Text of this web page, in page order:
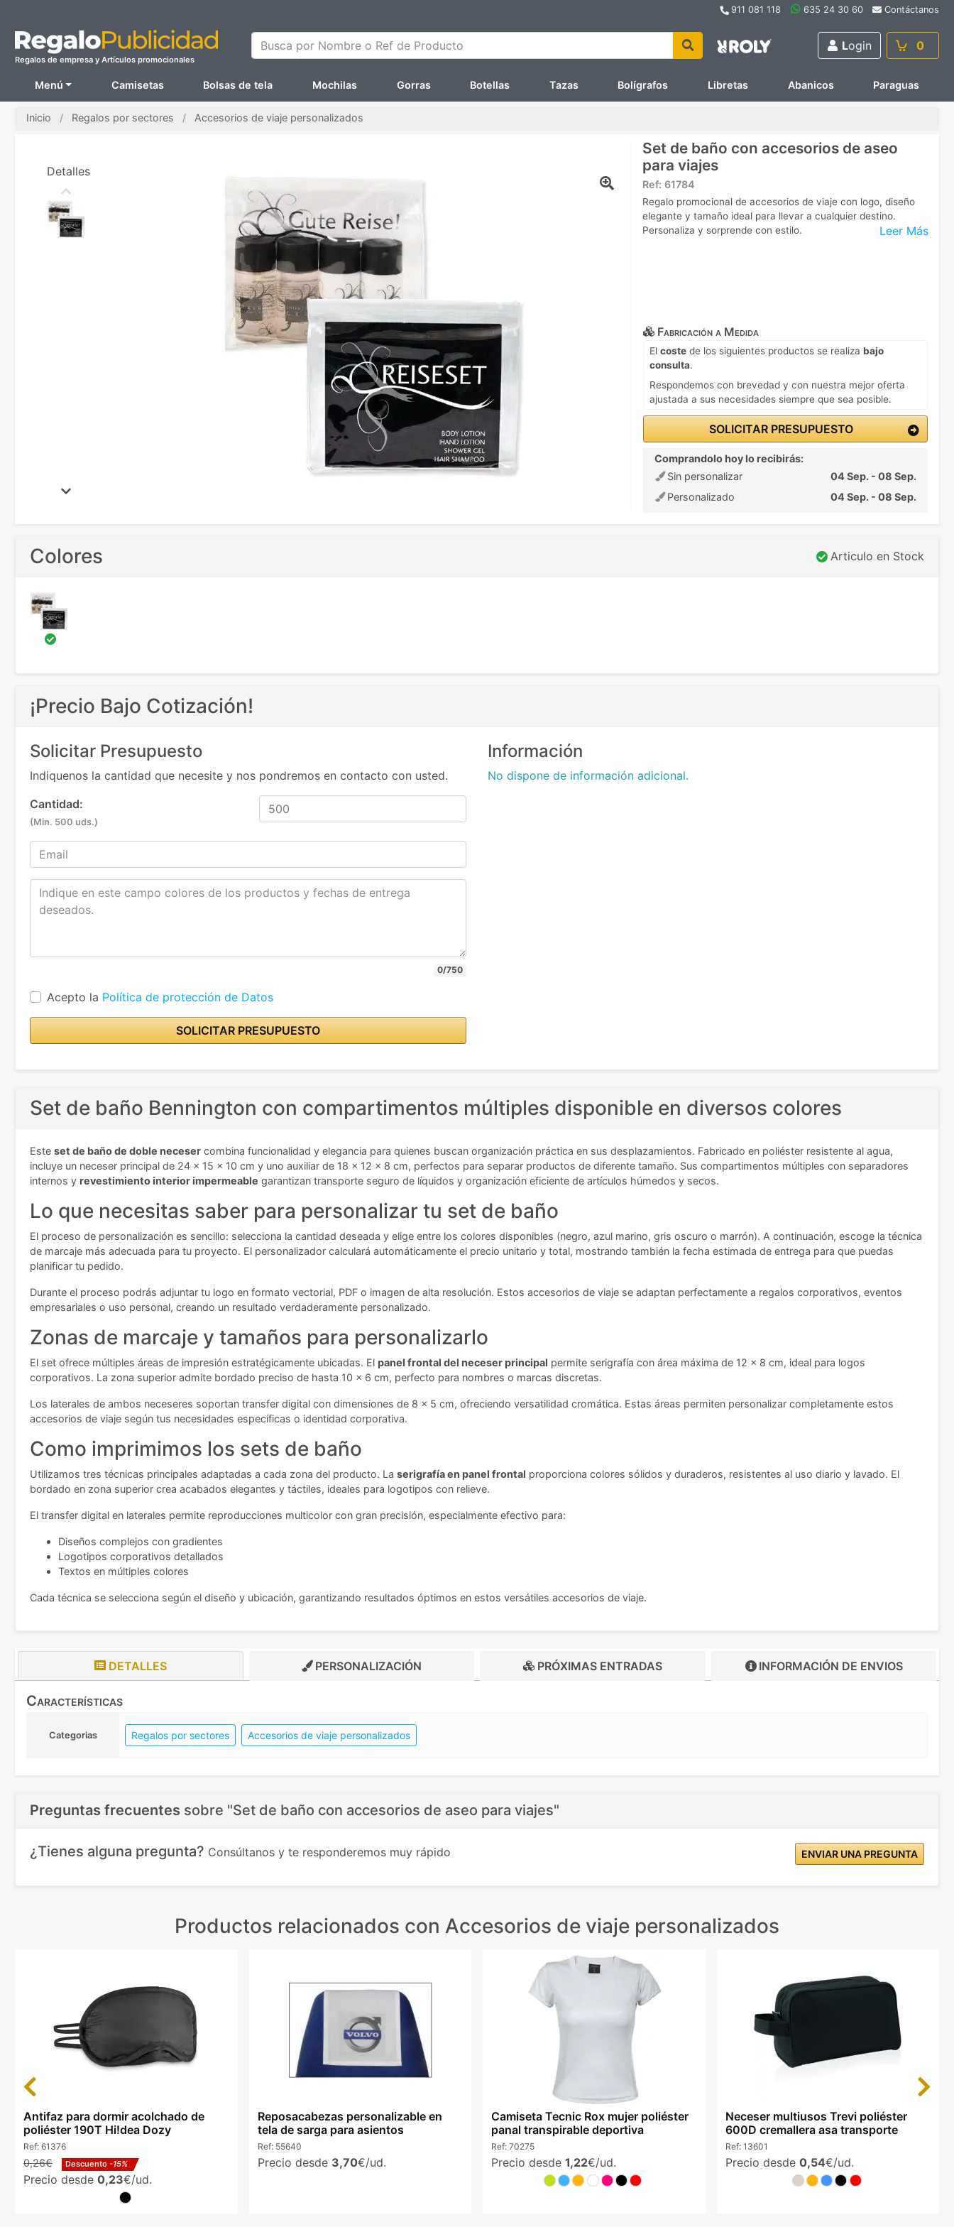
911 081 118 635 24 30 60 Contáctanos
Regalos de empresa y Artículos promocionales
Busca por Nombre o Ref de Producto Login 0
Menú Camisetas Bolsas de tela Mochilas Gorras Botellas Tazas Bolígrafos Libretas Abanicos Paraguas
Inicio Regalos por sectores Accesorios de viaje personalizados
Set de baño con accesorios de aseo
para viajes
Ref: 61784
Leer Más
Regalo promocional de accesorios de viaje con logo, diseño
elegante y tamaño ideal para llevar a cualquier destino.
Personaliza y sorprende con estilo.
Fabricación a Medida
El coste de los siguientes productos se realiza bajo
consulta.
Respondemos con brevedad y con nuestra mejor oferta
ajustada a sus necesidades siempre que sea posible.
SOLICITAR PRESUPUESTO
Comprandolo hoy lo recibirás:
Sin personalizar
04 Sep. - 08 Sep.
Personalizado
04 Sep. - 08 Sep.
Detalles
Colores Articulo en Stock
¡Precio Bajo Cotización!
Solicitar Presupuesto
Indiquenos la cantidad que necesite y nos pondremos en contacto con usted.
Cantidad:
(Min. 500 uds.)
0/750
Acepto la Política de protección de Datos
SOLICITAR PRESUPUESTO
Información
No dispone de información adicional.
Set de baño Bennington con compartimentos múltiples disponible en diversos colores
Este set de baño de doble neceser combina funcionalidad y elegancia para quienes buscan organización práctica en sus desplazamientos. Fabricado en poliéster resistente al agua,
incluye un neceser principal de 24 x 15 x 10 cm y uno auxiliar de 18 x 12 x 8 cm, perfectos para separar productos de diferente tamaño. Sus compartimentos múltiples con separadores
internos y revestimiento interior impermeable garantizan transporte seguro de líquidos y organización eficiente de artículos húmedos y secos.
Lo que necesitas saber para personalizar tu set de baño
El proceso de personalización es sencillo: selecciona la cantidad deseada y elige entre los colores disponibles (negro, azul marino, gris oscuro o marrón). A continuación, escoge la técnica
de marcaje más adecuada para tu proyecto. El personalizador calculará automáticamente el precio unitario y total, mostrando también la fecha estimada de entrega para que puedas
planificar tu pedido.
Durante el proceso podrás adjuntar tu logo en formato vectorial, PDF o imagen de alta resolución. Estos accesorios de viaje se adaptan perfectamente a regalos corporativos, eventos
empresariales o uso personal, creando un resultado verdaderamente personalizado.
Zonas de marcaje y tamaños para personalizarlo
El set ofrece múltiples áreas de impresión estratégicamente ubicadas. El panel frontal del neceser principal permite serigrafía con área máxima de 12 x 8 cm, ideal para logos
corporativos. La zona superior admite bordado preciso de hasta 10 x 6 cm, perfecto para nombres o marcas discretas.
Los laterales de ambos neceseres soportan transfer digital con dimensiones de 8 x 5 cm, ofreciendo versatilidad cromática. Estas áreas permiten personalizar completamente estos
accesorios de viaje según tus necesidades específicas o identidad corporativa.
Como imprimimos los sets de baño
Utilizamos tres técnicas principales adaptadas a cada zona del producto. La serigrafía en panel frontal proporciona colores sólidos y duraderos, resistentes al uso diario y lavado. El
bordado en zona superior crea acabados elegantes y táctiles, ideales para logotipos con relieve.
El transfer digital en laterales permite reproducciones multicolor con gran precisión, especialmente efectivo para:
Diseños complejos con gradientes
Logotipos corporativos detallados
Textos en múltiples colores
Cada técnica se selecciona según el diseño y ubicación, garantizando resultados óptimos en estos versátiles accesorios de viaje.
DETALLES PERSONALIZACIÓN PRÓXIMAS ENTRADAS INFORMACIÓN DE ENVIOS
Características
Categorias Regalos por sectores Accesorios de viaje personalizados
Preguntas frecuentes sobre "Set de baño con accesorios de aseo para viajes"
¿Tienes alguna pregunta? Consúltanos y te responderemos muy rápido ENVIAR UNA PREGUNTA
Productos relacionados con Accesorios de viaje personalizados
Antifaz para dormir acolchado de
poliéster 190T Hi!dea Dozy
Ref: 61376
0,26€ Descuento -15%
Precio desde 0,23€/ud.
Reposacabezas personalizable en
tela de sarga para asientos
Ref: 55640
Precio desde 3,70€/ud.
Camiseta Tecnic Rox mujer poliéster
panal transpirable deportiva
Ref: 70275
Precio desde 1,22€/ud.
Neceser multiusos Trevi poliéster
600D cremallera asa transporte
Ref: 13601
Precio desde 0,54€/ud.
Previous Next